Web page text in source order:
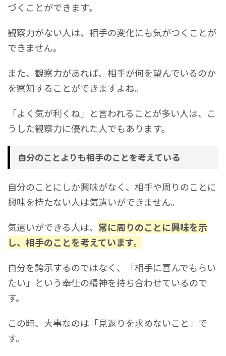
づくことができます。
観察力がない人は、相手の変化にも気がつくことが
できません。
また、観察力があれば、相手が何を望んでいるのか
を察知することができますよね。
「よく気が利くね」と言われることが多い人は、こ
うした観察力に優れた人でもあります。
自分のことよりも相手のことを考えている
自分のことにしか興味がなく、相手や周りのことに
興味を持たない人は気遣いができません。
気遣いができる人は、 常に周りのことに興味を示
し、相手のことを考えています。
自分を誇示するのではなく、「相手に喜んでもらい
たい」という奉仕の精神を持ち合わせているので
す。
この時、大事なのは「見返りを求めないこと」で
す。